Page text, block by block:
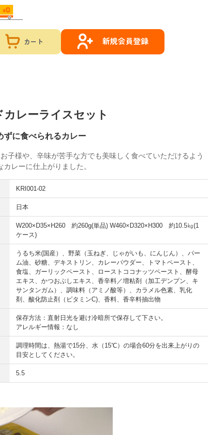
カート 新規会員登録
カレーライスセット
ずに食べられるカレー
子様や、辛味が苦手な方でも美味しく食べていただけるよう
レーに仕上がりました。
KRI001-02
日本
W200×D35×H260 約260g(単品) W460×D320×H300 約10.5㎏(1
ケース)
うるち米(国産）、野菜（玉ねぎ、じゃがいも、にんじん）、パー
ム油、砂糖、デキストリン、カレーパウダー、トマトペースト、
食塩、ガーリックペースト、ローストココナッツペースト、酵母
エキス、かつおぶしエキス、香辛料／増粘剤（加工デンプン、キ
サンタンガム）、調味料（アミノ酸等）、カラメル色素、乳化
剤、酸化防止剤（ビタミンC)、香料、香辛料抽出物
保存方法：直射日光を避け冷暗所で保存して下さい。
アレルギー情報：なし
調理時間は、熱湯で15分、水（15℃）の場合60分を出来上がりの
目安としてください。
5.5